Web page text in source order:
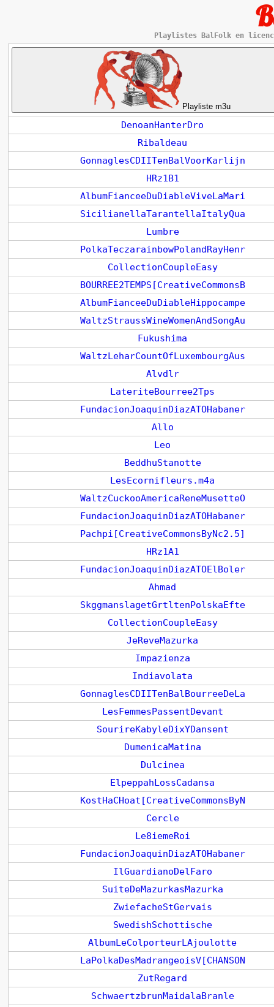
Playlistes BalFolk en
Playliste m3u
DenoanHanterDro
Ribaldeau
GonnaglesCDIITenBalVoorKarlijn
HRz1B1
AlbumFianceeDuDiableViveLaMari
SicilianellaTarantellaItalyQua
Lumbre
PolkaTeczarainbowPolandRayHenr
CollectionCoupleEasy
BOURREE2TEMPS[CreativeCommonsB
AlbumFianceeDuDiableHippocampe
WaltzStraussWineWomenAndSongAu
Fukushima
WaltzLeharCountOfLuxembourgAus
Alvdlr
LateriteBourree2Tps
FundacionJoaquinDiazATOHabaner
Allo
Leo
BeddhuStanotte
LesEcornifleurs.m4a
WaltzCuckooAmericaReneMusetteO
FundacionJoaquinDiazATOHabaner
Pachpi[CreativeCommonsByNc2.5]
HRz1A1
FundacionJoaquinDiazATOElBoler
Ahmad
SkggmanslagetGrtltenPolskaEfte
CollectionCoupleEasy
JeReveMazurka
Impazienza
Indiavolata
GonnaglesCDIITenBalBourreeDeLa
LesFemmesPassentDevant
SourireKabyleDixYDansent
DumenicaMatina
Dulcinea
ElpeppahLossCadansa
KostHaCHoat[CreativeCommonsByN
Cercle
Le8iemeRoi
FundacionJoaquinDiazATOHabaner
IlGuardianoDelFaro
SuiteDeMazurkasMazurka
ZwiefacheStGervais
SwedishSchottische
AlbumLeColporteurLAjoulotte
LaPolkaDesMadrangeoisV[CHANSON
ZutRegard
SchwaertzbrunMaidalaBranle